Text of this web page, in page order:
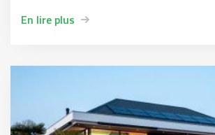
En lire plus